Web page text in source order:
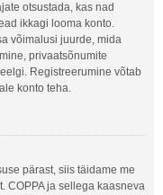
otsustada, kas nad
ikkagi looma konto.
võimalusi juurde, mida
privaatsõnumite
Registreerumine võtab
konto teha.
pärast, siis täidame me
COPPA ja sellega kaasneva